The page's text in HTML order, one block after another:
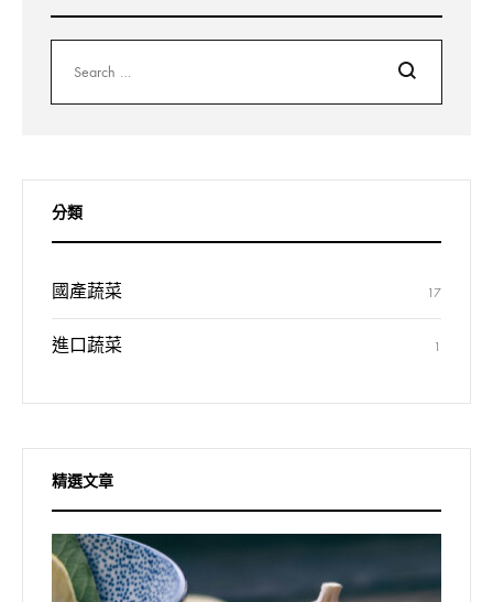
分類
國產蔬菜 17
進口蔬菜 1
精選文章